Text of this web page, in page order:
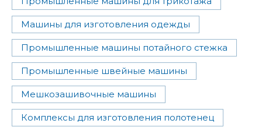
Машины для изготовления одежды
Промышленные машины потайного стежка
Промышленные швейные машины
Мешкозашивочные машины
Комплексы для изготовления полотенец